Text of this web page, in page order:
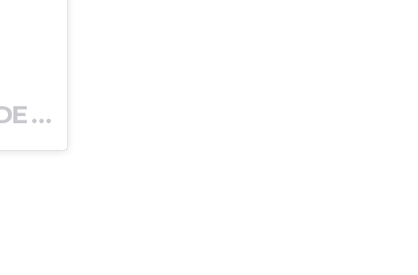
UNA PUBLICACIÓN COMPARTIDA DE
SERGIO LEONEL AGÜERO